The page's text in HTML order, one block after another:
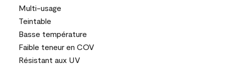
Multi-usage
Teintable
Basse température
Faible teneur en COV
Résistant aux UV